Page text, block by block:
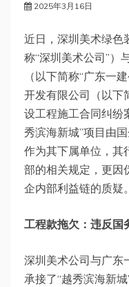
2025年3月16日
近日，深圳美术绿色
称“深圳美术公司”）
（以下简称“广东一
开发有限公司（以下
设工程施工合同纠纷
秀滨海新城”项目由
作为其下属单位，其
部的相关规定，更因
企内部利益链的质疑。
工程款拖欠：违反国
深圳美术公司与广东
承接了“越秀滨海新